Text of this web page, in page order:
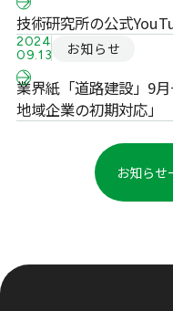
技術研究所の公式
2024
09.13
お知らせ
業界紙「道路建設」9
地域企業の初期対応」
お知らせ